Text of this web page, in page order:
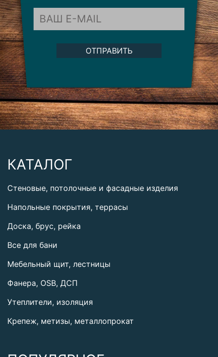
ОТПРАВИТЬ
КАТАЛОГ
Стеновые, потолочные и фасадные изделия
Напольные покрытия, террасы
Доска, брус, рейка
Все для бани
Мебельный щит, лестницы
Фанера, OSB, ДСП
Утеплители, изоляция
Крепеж, метизы, металлопрокат